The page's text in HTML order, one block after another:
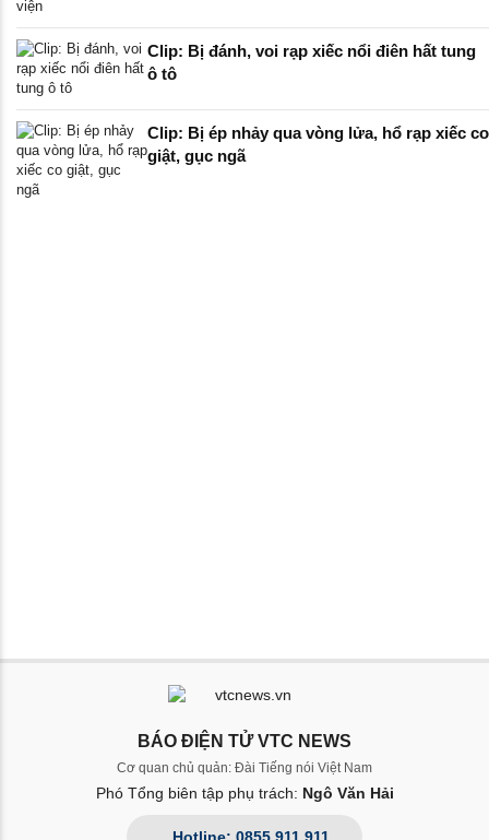
Clip: Bị đánh, voi rạp xiếc nổi điên hất tung
ô tô
Clip: Bị ép nhảy qua vòng lửa, hổ rạp xiếc co
giật, gục ngã
BÁO ĐIỆN TỬ VTC NEWS
Cơ quan chủ quản: Đài Tiếng nói Việt Nam
Phó Tổng biên tập phụ trách: Ngô Văn Hải